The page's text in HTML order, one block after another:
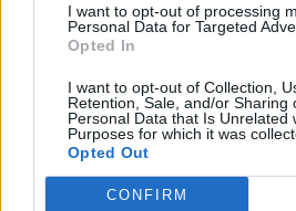
I want to opt-out of processing
Personal Data for Targeted
Opted In
I want to opt-out of Collection,
Retention, Sale, and/or Sharing
Personal Data that Is Unrelated
Purposes for which it was
Opted Out
CONFIRM